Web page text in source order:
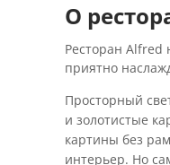
О
Ресторан Alfred
приятно
Просторный
и золотистые
картины без
интерьер. Но